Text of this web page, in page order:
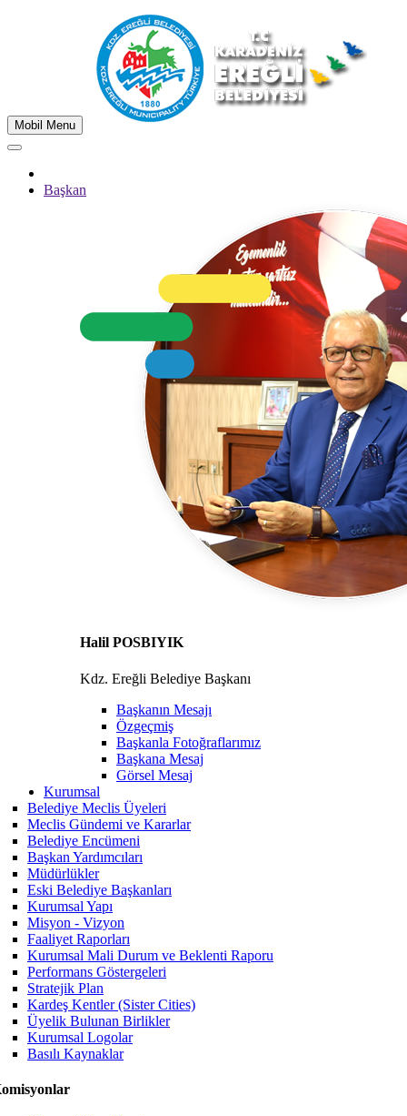
Mobil Menu
Başkan
Halil POSBIYIK
Kdz. Ereğli Belediye Başkanı
Başkanın Mesajı
Özgeçmiş
Başkanla Fotoğraflarımız
Başkana Mesaj
Görsel Mesaj
Kurumsal
Belediye Meclis Üyeleri
Meclis Gündemi ve Kararlar
Belediye Encümeni
Başkan Yardımcıları
Müdürlükler
Eski Belediye Başkanları
Kurumsal Yapı
Misyon - Vizyon
Faaliyet Raporları
Kurumsal Mali Durum ve Beklenti Raporu
Performans Göstergeleri
Stratejik Plan
Kardeş Kentler (Sister Cities)
Üyelik Bulunan Birlikler
Kurumsal Logolar
Basılı Kaynaklar